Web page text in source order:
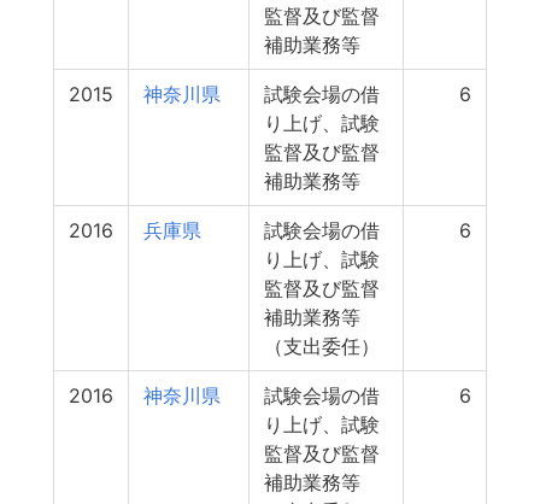
監督及び監督
補助業務等
2015 神奈川県
試験会場の借
り上げ、試験
監督及び監督
補助業務等
6
2016 兵庫県
試験会場の借
り上げ、試験
監督及び監督
補助業務等
（支出委任）
6
2016 神奈川県
試験会場の借
り上げ、試験
監督及び監督
補助業務等
6